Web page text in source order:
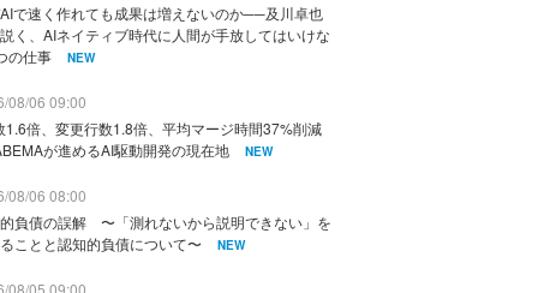
で速く作れても成果は増えないのか──及川卓也
く、AIネイティブ時代に人間が手放してはいけな
の仕事
NEW
08/06 09:00
1.6倍、変更行数1.8倍、平均マージ時間37%削減
が進めるAI駆動開発の現在地
NEW
08/06 08:00
負債の誤解 〜「測れないから説明できない」を
ことと認知的負債について〜
NEW